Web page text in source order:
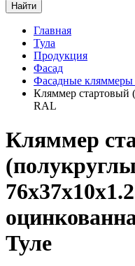
Найти
Главная
Тула
Продукция
Фасад
Фасадные кляммеры
Кляммер стартовый
RAL
Кляммер
Туле